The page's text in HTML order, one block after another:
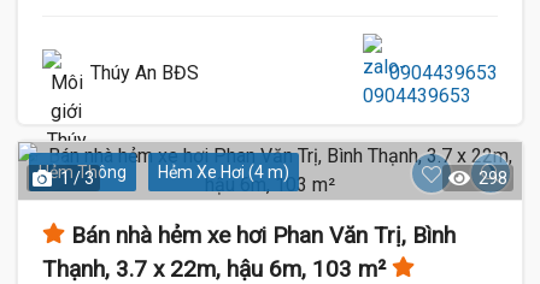
Thúy An BĐS 0904439653
Hẻm Thông Hẻm Xe Hơi (4 m)
1 / 3 298
Bán nhà hẻm xe hơi Phan Văn Trị, Bình
Thạnh, 3.7 x 22m, hậu 6m, 103 m²